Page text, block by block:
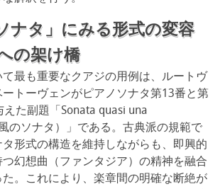
ナタ」にみる形式の変容
の架け橋
最も重要なクアジの用例は、ルートヴ
ートーヴェンがピアノソナタ第13番と第
た副題「Sonata quasi una
のソナタ）」である。古典派の規範で
形式の構造を維持しながらも、即興的
幻想曲（ファンタジア）の精神を融合
。これにより、楽章間の明確な断絶が